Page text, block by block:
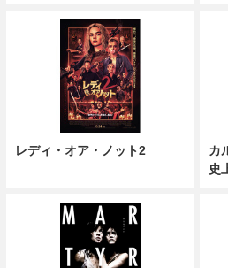
レディ・オア・ノット2
カ
史